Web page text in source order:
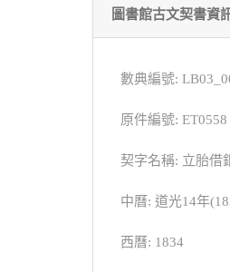
圖書館古文契書資
數典編號:
原件編號: ET0558
契字名稱: 立胎借
中曆: 道光14年
西曆: 1834